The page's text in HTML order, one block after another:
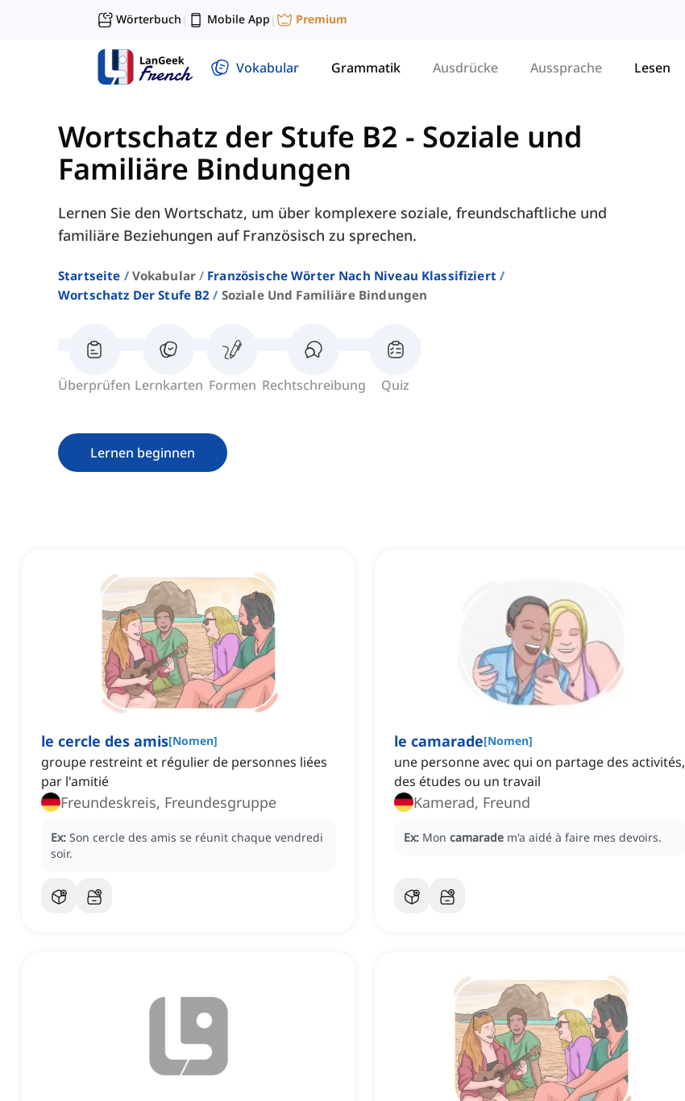
Wörterbuch | Mobile App | Premium
Vokabular Grammatik Ausdrücke Aussprache Lesen
Wortschatz der Stufe B2 - Soziale und
Familiäre Bindungen
Lernen Sie den Wortschatz, um über komplexere soziale, freundschaftliche und
familiäre Beziehungen auf Französisch zu sprechen.
Startseite Vokabular
Französische Wörter Nach Niveau Klassifiziert
Wortschatz Der Stufe B2
Soziale Und Familiäre Bindungen
Überprüfen Lernkarten Formen Rechtschreibung Quiz
Lernen beginnen
le cercle des amis[Nomen]
groupe restreint et régulier de personnes liées
par l'amitié
Freundeskreis, Freundesgruppe
Ex: Son cercle des amis se réunit chaque vendredi
soir.
le camarade[Nomen]
une personne avec qui on partage des activités,
des études ou un travail
Kamerad, Freund
Ex: Mon camarade m'a aidé à faire mes devoirs.